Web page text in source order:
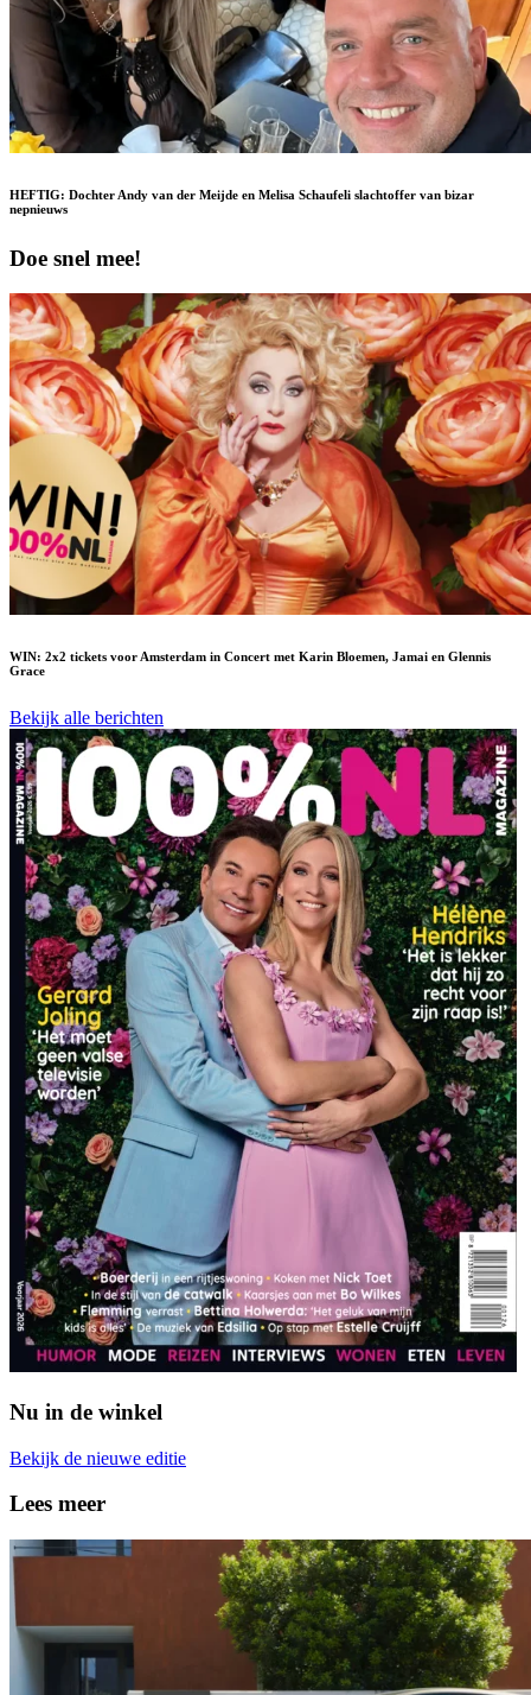
HEFTIG: Dochter Andy van der Meijde en Melisa Schaufeli slachtoffer van bizar
nepnieuws
Doe snel mee!
WIN: 2x2 tickets voor Amsterdam in Concert met Karin Bloemen, Jamai en Glennis
Grace
Bekijk alle berichten
Nu in de winkel
Bekijk de nieuwe editie
Lees meer